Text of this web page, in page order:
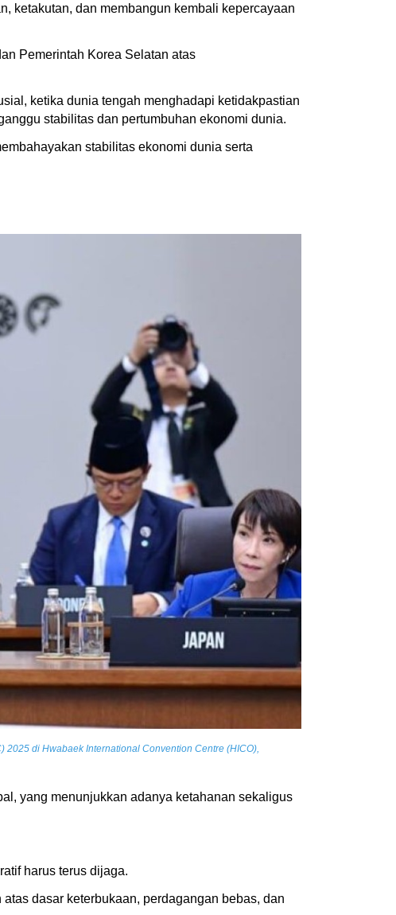
ketakutan, dan membangun kembali kepercayaan
Pemerintah Korea Selatan atas
ketika dunia tengah menghadapi ketidakpastian
stabilitas dan pertumbuhan ekonomi dunia.
stabilitas ekonomi dunia serta
di Hwabaek International Convention Centre (HICO),
yang menunjukkan adanya ketahanan sekaligus
harus terus dijaga.
dasar keterbukaan, perdagangan bebas, dan